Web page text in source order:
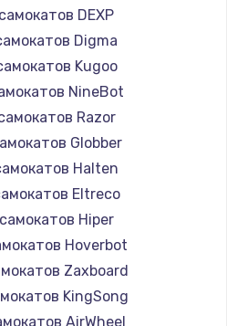
DEXP
Digma
Kugoo
NineBot
Razor
Globber
Halten
Eltreco
Hiper
Hoverbot
Zaxboard
KingSong
AirWheel